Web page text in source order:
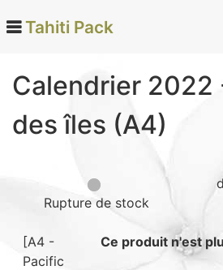
Monoi de Tahiti (66)
Noix de coco (24)
Vanille de Tahiti (26)
Hinano (41)
Tahiti Pack
Calendrier 2022
des îles (A4)
Rupture de stock
[A4 -
Pacific
Ce produit n'est